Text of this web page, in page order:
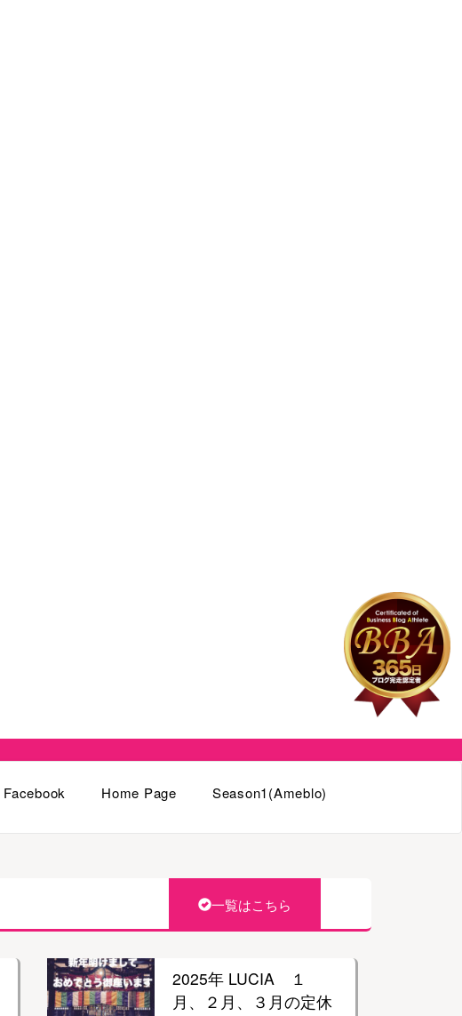
Facebook Home Page Season1(Ameblo)
一覧はこちら
2025年 LUCIA １
月、２月、３月の定休